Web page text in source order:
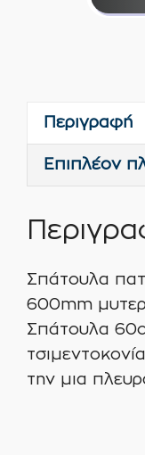
Περιγραφή
Επιπλέον
Σπάτουλα
600mm
Σπάτουλα
την μια